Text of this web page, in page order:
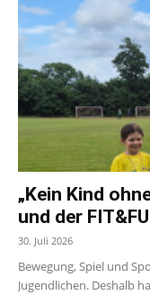
„Kein Kind
und der
30. Juli 2026
Bewegung, Spiel und
Jugendlichen. Deshalb